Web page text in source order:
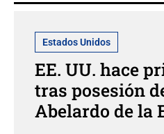
Estados Unidos
EE. UU. hace
tras posesión
Abelardo de la